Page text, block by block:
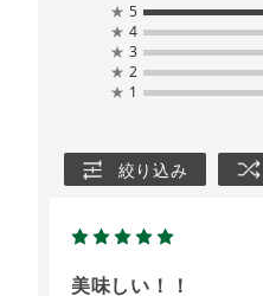
★ 5
★ 4
★ 3
★ 2
★ 1
絞り込み
美味しい！！